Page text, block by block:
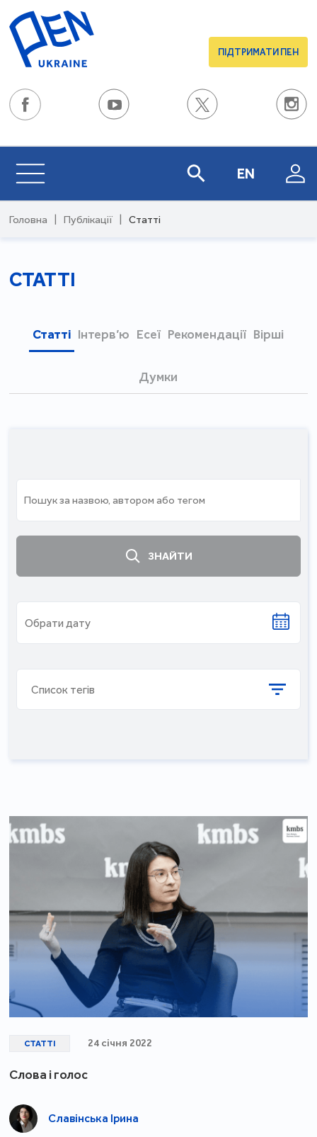
ПІДТРИМАТИ ПЕН
EN
Головна Публікації Статті
СТАТТІ
Статті Інтерв’ю Есеї Рекомендації Вірші
Думки
ЗНАЙТИ
Список тегів
СТАТТІ 24 січня 2022
Слова і голос
Славінська Ірина